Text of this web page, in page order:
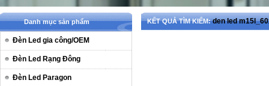
Danh mục sản phẩm
Đèn Led gia công/OEM
Đèn Led Rạng Đông
Đèn Led Paragon
KẾT QUẢ TÌM KIẾM:den led